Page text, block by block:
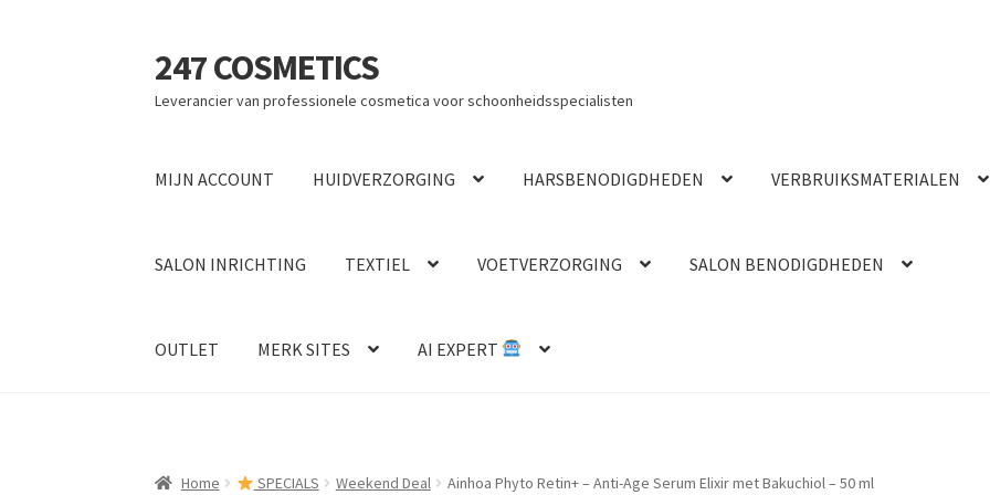
Ga
door
naar
Ga
naar
de
247 COSMETICS
Leverancier van professionele cosmetica voor schoonheidsspecialisten
MIJN ACCOUNT HUIDVERZORGING HARSBENODIGDHEDEN VERBRUIKSMATERIALEN
SALON INRICHTING TEXTIEL VOETVERZORGING SALON BENODIGDHEDEN
OUTLET MERK SITES AI EXPERT
Home SPECIALS Weekend Deal Ainhoa Phyto Retin+ – Anti-Age Serum Elixir met Bakuchiol – 50 ml